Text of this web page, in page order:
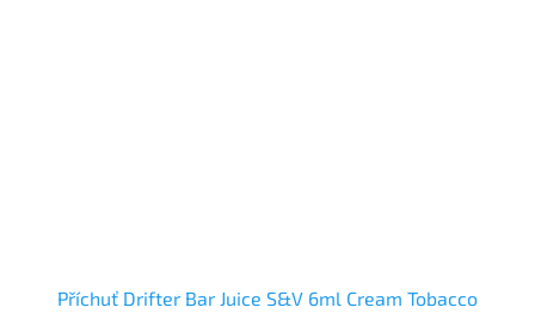
Příchuť Drifter Bar Juice S&V 6ml Cream Tobacco